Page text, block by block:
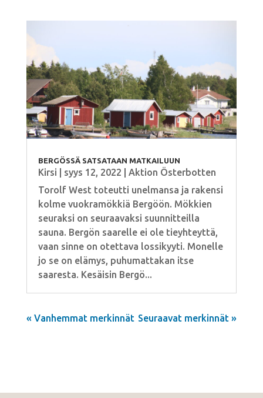
BERGÖSSÄ SATSATAAN MATKAILUUN
Kirsi syys 12, 2022
Aktion Österbotten
Torolf West toteutti unelmansa ja rakensi
kolme vuokramökkiä Bergöön. Mökkien
seuraksi on seuraavaksi suunnitteilla
sauna. Bergön saarelle ei ole tieyhteyttä,
vaan sinne on otettava lossikyyti. Monelle
jo se on elämys, puhumattakan itse
saaresta. Kesäisin Bergö...
« Vanhemmat merkinnät Seuraavat merkinnät »